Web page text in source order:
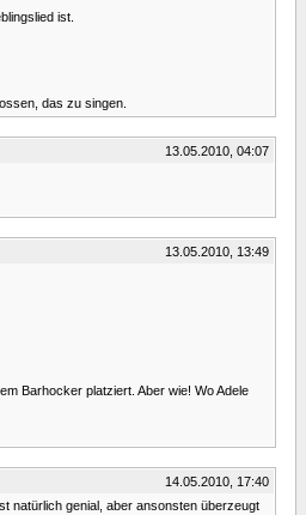
ist.
das zu singen.
13.05.2010, 04:07
13.05.2010, 13:49
Barhocker platziert. Aber wie! Wo Adele
14.05.2010, 17:40
natürlich genial, aber ansonsten überzeugt